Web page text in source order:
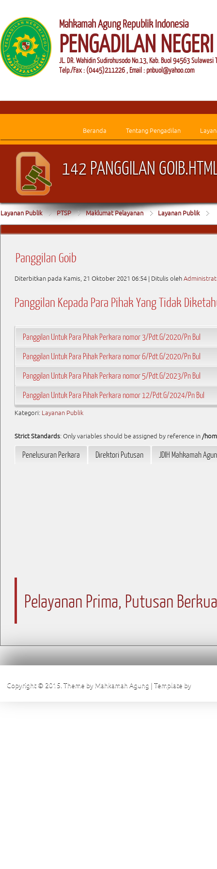
Mahkamah Agung Republik Indonesia
PENGADILAN
JL. DR. Wahidin Sudirohusodo No.13, Kab. Buol 94563 Sulawesi
Telp./Fax : (0445)211226 , Email : pnbuol@yahoo.com
Beranda Tentang Pengadilan
142 PANGGILAN
Layanan Publik PTSP Maklumat Pelayanan Layanan Publik
Panggilan Goib
Diterbitkan pada Kamis, 21 Oktober 2021 06:54 | Ditulis oleh
Panggilan Kepada Para Pihak Yang Tidak
Panggilan Untuk Para Pihak Perkara nomor 3/Pdt.G/2020/Pn Bul
Panggilan Untuk Para Pihak Perkara nomor 6/Pdt.G/2020/Pn Bul
Panggilan Untuk Para Pihak Perkara nomor 5/Pdt.G/2023/Pn Bul
Panggilan Untuk Para Pihak Perkara nomor 12/Pdt.G/2024/Pn Bul
Kategori: Layanan Publik
Strict Standards: Only variables should be assigned by reference in /
Penelusuran Perkara Direktori Putusan JDIH Mahkamah
Pelayanan Prima, Putusan
Copyright © 2015. Theme by Mahkamah Agung | Template by